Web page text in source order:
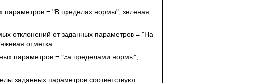
параметров = "В пределах нормы", зеленая
отклонений от заданных параметров = "На
отметка
параметров = "За пределами нормы",
заданных параметров соответствуют